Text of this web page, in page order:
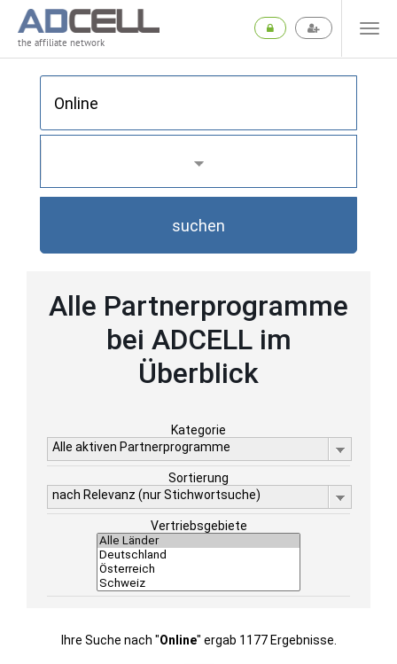
the affiliate network
suchen
Alle Partnerprogramme
bei ADCELL im
Überblick
Kategorie
Alle aktiven Partnerprogramme
Sortierung
nach Relevanz (nur Stichwortsuche)
Vertriebsgebiete
Ihre Suche nach "Online" ergab 1177 Ergebnisse.